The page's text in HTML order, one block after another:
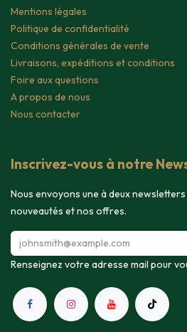
Mentions légales
Politique de confidentialité
Conditions générales de vente
Livraisons, expéditions et conditions
Foire aux questions
A propos de nous
Nous contacter
Inscrivez-vous à notre
Nous envoyons une à deux
nouveautés et nos offres.
Renseignez votre adresse mail pour